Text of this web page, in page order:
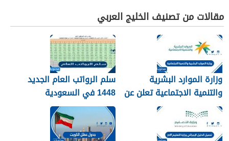
مقالات من تصنيف الخليج العربي
وزارة الموارد البشرية
والتنمية الاجتماعية تعلن عن
تفعيل نظام الضمان
الاجتماعي المطور والجديد
1448
سلم الرواتب العام الجديد
1448 في السعودية